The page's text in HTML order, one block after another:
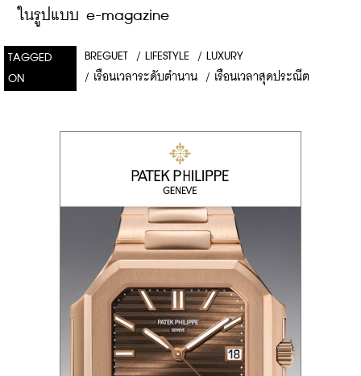
ในรูปแบบ e-magazine
TAGGED
ON
BREGUET / LIFESTYLE / LUXURY
/ เรือนเวลาระดับตำนาน / เรือนเวลาสุดประณีต